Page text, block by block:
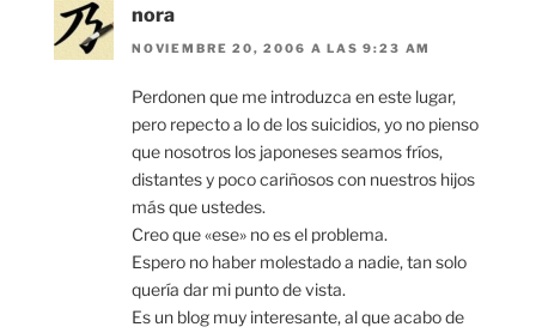
nora
NOVIEMBRE 20, 2006 A LAS 9:23 AM
Perdonen que me introduzca en este lugar,
pero repecto a lo de los suicidios, yo no pienso
que nosotros los japoneses seamos fríos,
distantes y poco cariñosos con nuestros hijos
más que ustedes.
Creo que «ese» no es el problema.
Espero no haber molestado a nadie, tan solo
quería dar mi punto de vista.
Es un blog muy interesante, al que acabo de